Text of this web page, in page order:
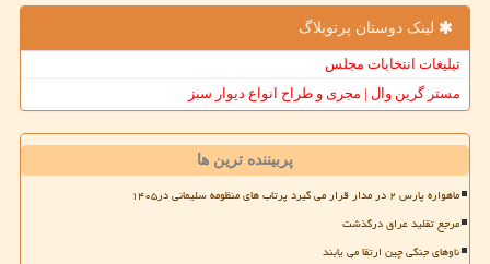
لینک دوستان پرتوبلاگ
تبلیغات انتخابات مجلس
مستر گرین وال | مجری و طراح انواع دیوار سبز
پربیننده ترین ها
ماهواره پارس ۲ در مدار قرار می گیرد پرتاب های منظومه سلیمانی در۱۴۰۵
مرجع تقلید عراق درگذشت
ناوهای جنگی چین ارتقا می یابند